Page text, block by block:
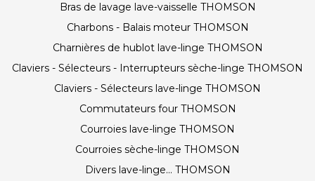
Bras de lavage lave-vaisselle THOMSON
Charbons - Balais moteur THOMSON
Charnières de hublot lave-linge THOMSON
Claviers - Sélecteurs - Interrupteurs sèche-linge THOMSON
Claviers - Sélecteurs lave-linge THOMSON
Commutateurs four THOMSON
Courroies lave-linge THOMSON
Courroies sèche-linge THOMSON
Divers lave-linge... THOMSON